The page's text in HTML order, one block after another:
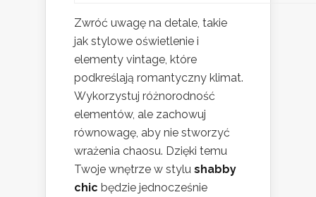
Zwróć uwagę na detale, takie
jak stylowe oświetlenie i
elementy vintage, które
podkreślają romantyczny klimat.
Wykorzystuj różnorodność
elementów, ale zachowuj
równowagę, aby nie stworzyć
wrażenia chaosu. Dzięki temu
Twoje wnętrze w stylu shabby
chic będzie jednocześnie